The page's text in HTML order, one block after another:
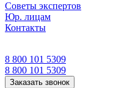
Советы экспертов
Юр. лицам
Контакты
8 800 101 5309
8 800 101 5309
Заказать звонок